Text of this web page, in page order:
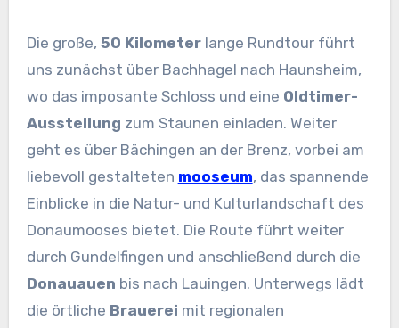
Die große, 50 Kilometerlange Rundtour führt
uns zunächst über Bachhagel nach Haunsheim,
wo das imposante Schloss und eine Oldtimer-
Ausstellung zum Staunen einladen. Weiter
geht es über Bächingen an der Brenz, vorbei am
liebevoll gestalteten mooseum, das spannende
Einblicke in die Natur- und Kulturlandschaft des
Donaumooses bietet. Die Route führt weiter
durch Gundelfingen und anschließend durch die
Donauauen bis nach Lauingen. Unterwegs lädt
die örtliche Brauerei mit regionalen